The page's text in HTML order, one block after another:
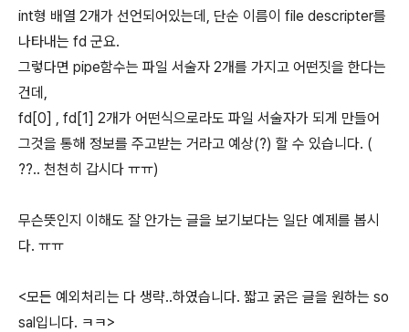
int형 배열 2개가 선언되어있는데, 단순 이름이 file descripter를
나타내는 fd 군요.
그렇다면 pipe함수는 파일 서술자 2개를 가지고 어떤짓을 한다는
건데,
fd[0] , fd[1] 2개가 어떤식으로라도 파일 서술자가 되게 만들어
그것을 통해 정보를 주고받는 거라고 예상(?) 할 수 있습니다. (
??.. 천천히 갑시다 ㅠㅠ)
무슨뜻인지 이해도 잘 안가는 글을 보기보다는 일단 예제를 봅시
다. ㅠㅠ
<모든 예외처리는 다 생략..하였습니다. 짧고 굵은 글을 원하는 so
sal입니다. ㅋㅋ>